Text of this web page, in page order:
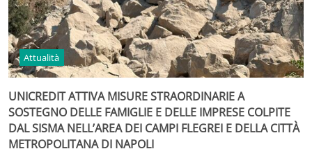
Attualità
UNICREDIT ATTIVA MISURE STRAORDINARIE A
SOSTEGNO DELLE FAMIGLIE E DELLE IMPRESE COLPITE
DAL SISMA NELL’AREA DEI CAMPI FLEGREI E DELLA CITTÀ
METROPOLITANA DI NAPOLI